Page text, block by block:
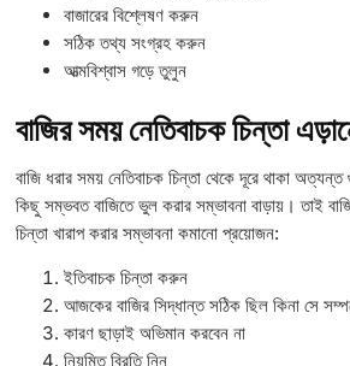
বাজারের বিশ্লেষণ করুন
সঠিক তথ্য সংগ্রহ করুন
আত্মবিশ্বাস গড়ে তুলুন
বাজির সময় নেতিবাচক চিন্তা
বাজি ধরার সময় নেতিবাচক চিন্তা থেকে দূরে থাকা
কিছু সম্ভবত বাজিতে ভুল করার সম্ভাবনা বাড়ায়। তাই
চিন্তা খারাপ করার সম্ভাবনা কমানো প্রয়োজন:
ইতিবাচক চিন্তা করুন
আজকের বাজির সিদ্ধান্ত সঠিক ছিল কিনা সে
কারণ ছাড়াই অভিমান করবেন না
নিয়মিত বিরতি নিন